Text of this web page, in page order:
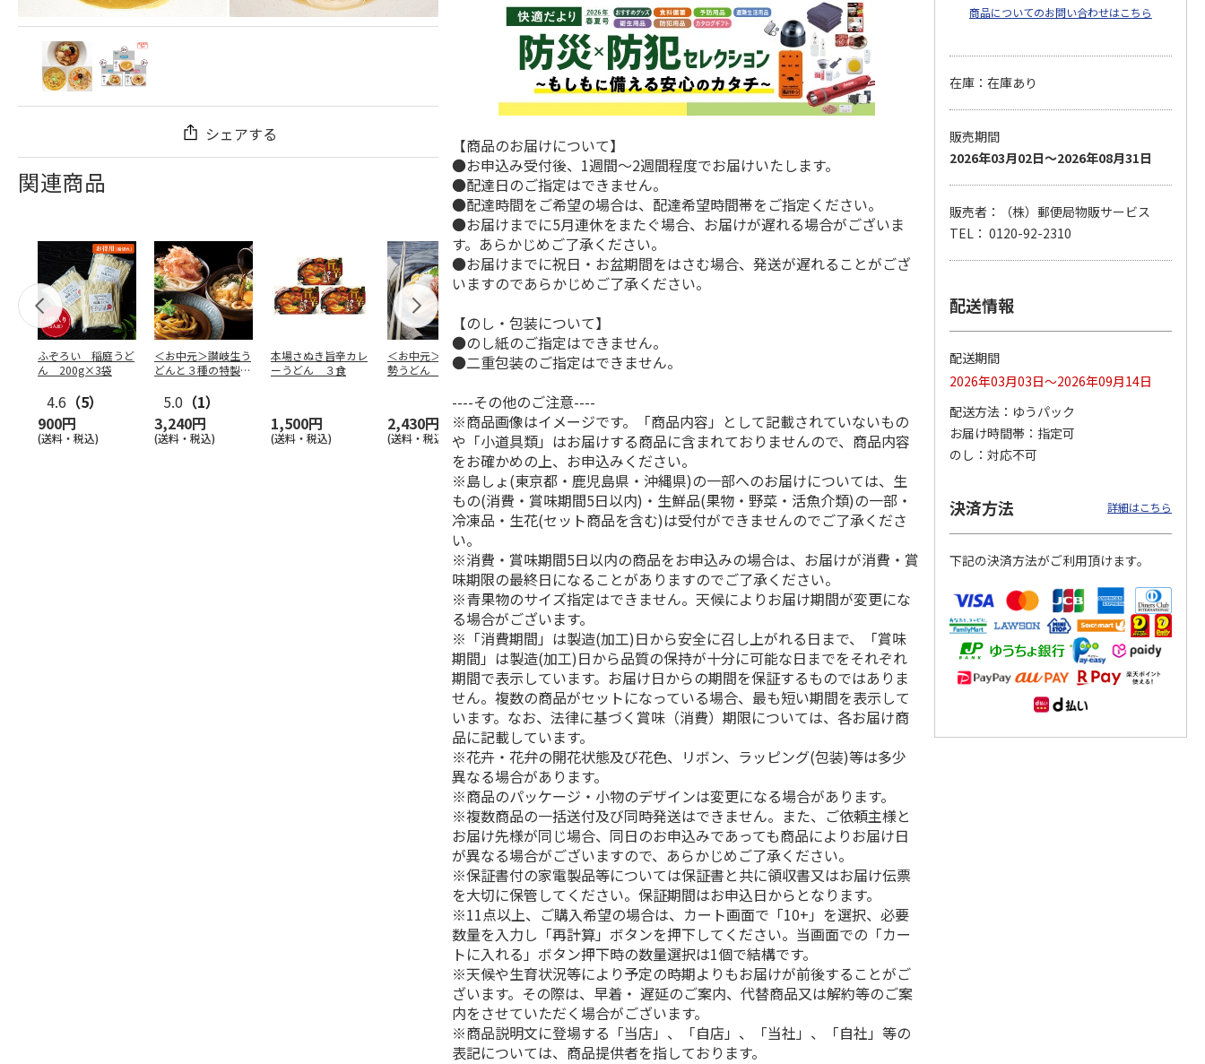
シェアする
関連商品
ふぞろい 稲庭うど
ん 200g×3袋
4.6 （5）
900円
(送料・税込)
＜お中元＞讃岐生う
どんと３種の特製だ
5.0 （1）
3,240円
(送料・税込)
本場さぬき旨辛カレ
ーうどん ３食
1,500円
(送料・税込)
＜お中元＞冷やし伊
勢うどん ６食
2,430円
(送料・税込)
伊勢うどん ８食
4.8（4）
3,000円
(送料・税込)
純生讃岐カレーうど
ん Ａ（２食）
1,580円
(送料・税込)
2,600円
(送料・税込)
小川の稲庭うどん詰
3,500円
(送料・税込)
本場さぬきカレーう
3,000円
(送料・税込)
【商品のお届けについて】
●お申込み受付後、1週間～2週間程度でお届けいたします。
●配達日のご指定はできません。
●配達時間をご希望の場合は、配達希望時間帯をご指定ください。
●お届けまでに5月連休をまたぐ場合、お届けが遅れる場合がございま
す。あらかじめご了承ください。
●お届けまでに祝日・お盆期間をはさむ場合、発送が遅れることがござ
いますのであらかじめご了承ください。
【のし・包装について】
●のし紙のご指定はできません。
●二重包装のご指定はできません。
----その他のご注意----
※商品画像はイメージです。「商品内容」として記載されていないもの
や「小道具類」はお届けする商品に含まれておりませんので、商品内容
をお確かめの上、お申込みください。
※島しょ(東京都・鹿児島県・沖縄県)の一部へのお届けについては、生
もの(消費・賞味期間5日以内)・生鮮品(果物・野菜・活魚介類)の一部・
冷凍品・生花(セット商品を含む)は受付ができませんのでご了承くださ
い。
※消費・賞味期間5日以内の商品をお申込みの場合は、お届けが消費・賞
味期限の最終日になることがありますのでご了承ください。
※青果物のサイズ指定はできません。天候によりお届け期間が変更にな
る場合がございます。
※「消費期間」は製造(加工)日から安全に召し上がれる日まで、「賞味
期間」は製造(加工)日から品質の保持が十分に可能な日までをそれぞれ
期間で表示しています。お届け日からの期間を保証するものではありま
せん。複数の商品がセットになっている場合、最も短い期間を表示して
います。なお、法律に基づく賞味（消費）期限については、各お届け商
品に記載しています。
※花卉・花弁の開花状態及び花色、リボン、ラッピング(包装)等は多少
異なる場合があります。
※商品のパッケージ・小物のデザインは変更になる場合があります。
※複数商品の一括送付及び同時発送はできません。また、ご依頼主様と
お届け先様が同じ場合、同日のお申込みであっても商品によりお届け日
が異なる場合がございますので、あらかじめご了承ください。
※保証書付の家電製品等については保証書と共に領収書又はお届け伝票
を大切に保管してください。保証期間はお申込日からとなります。
※11点以上、ご購入希望の場合は、カート画面で「10+」を選択、必要
数量を入力し「再計算」ボタンを押下してください。当画面での「カー
トに入れる」ボタン押下時の数量選択は1個で結構です。
※天候や生育状況等により予定の時期よりもお届けが前後することがご
ざいます。その際は、早着・ 遅延のご案内、代替商品又は解約等のご案
内をさせていただく場合がございます。
※商品説明文に登場する「当店」、「自店」、「当社」、「自社」等の
表記については、商品提供者を指しております。
商品についてのお問い合わせはこちら
在庫：在庫あり
販売期間
2026年03月02日～2026年08月31日
販売者：（株）郵便局物販サービス
TEL： 0120-92-2310
配送情報
配送期間
2026年03月03日～2026年09月14日
配送方法
ゆうパック
お届け時間帯
指定可
のし
対応不可
決済方法 詳細はこちら
下記の決済方法がご利用頂けます。